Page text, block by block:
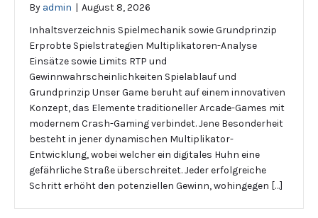
By admin | August 8, 2026
Inhaltsverzeichnis Spielmechanik sowie Grundprinzip
Erprobte Spielstrategien Multiplikatoren-Analyse
Einsätze sowie Limits RTP und
Gewinnwahrscheinlichkeiten Spielablauf und
Grundprinzip Unser Game beruht auf einem innovativen
Konzept, das Elemente traditioneller Arcade-Games mit
modernem Crash-Gaming verbindet. Jene Besonderheit
besteht in jener dynamischen Multiplikator-
Entwicklung, wobei welcher ein digitales Huhn eine
gefährliche Straße überschreitet. Jeder erfolgreiche
Schritt erhöht den potenziellen Gewinn, wohingegen […]